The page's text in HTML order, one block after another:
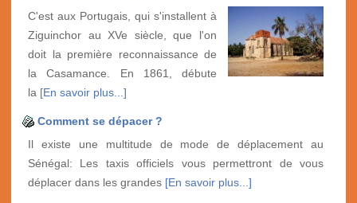
C'est aux Portugais, qui s'installent à
Ziguinchor au XVe siècle, que l'on
doit la première reconnaissance de
la Casamance. En 1861, débute
la [En savoir plus...]
Comment se dépacer ?
Il existe une multitude de mode de déplacement au
Sénégal: Les taxis officiels vous permettront de vous
déplacer dans les grandes [En savoir plus...]